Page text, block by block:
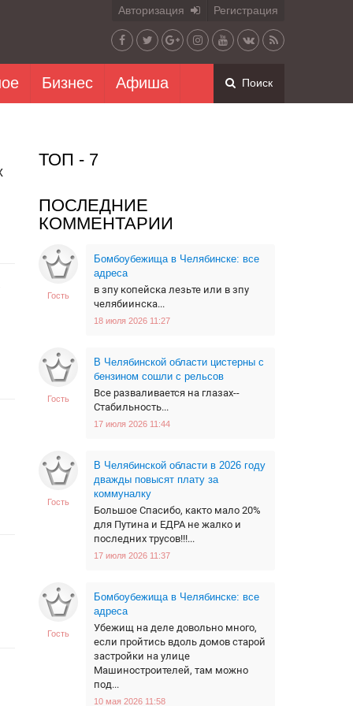
Авторизация Регистрация
Бизнес Афиша Поиск
ТОП - 7
ПОСЛЕДНИЕ
КОММЕНТАРИИ
Гость
Бомбоубежища в Челябинске: все
адреса
в зпу копейска лезьте или в зпу
челябиинска...
18 июля 2026 11:27
Гость
В Челябинской области цистерны с
бензином сошли с рельсов
Все разваливается на глазах--
Стабильность...
17 июля 2026 11:44
Гость
В Челябинской области в 2026 году
дважды повысят плату за
коммуналку
Большое Спасибо, както мало 20%
для Путина и ЕДРА не жалко и
последних трусов!!!...
17 июля 2026 11:37
Гость
Бомбоубежища в Челябинске: все
адреса
Убежищ на деле довольно много,
если пройтись вдоль домов старой
застройки на улице
Машиностроителей, там можно
под...
10 мая 2026 11:58